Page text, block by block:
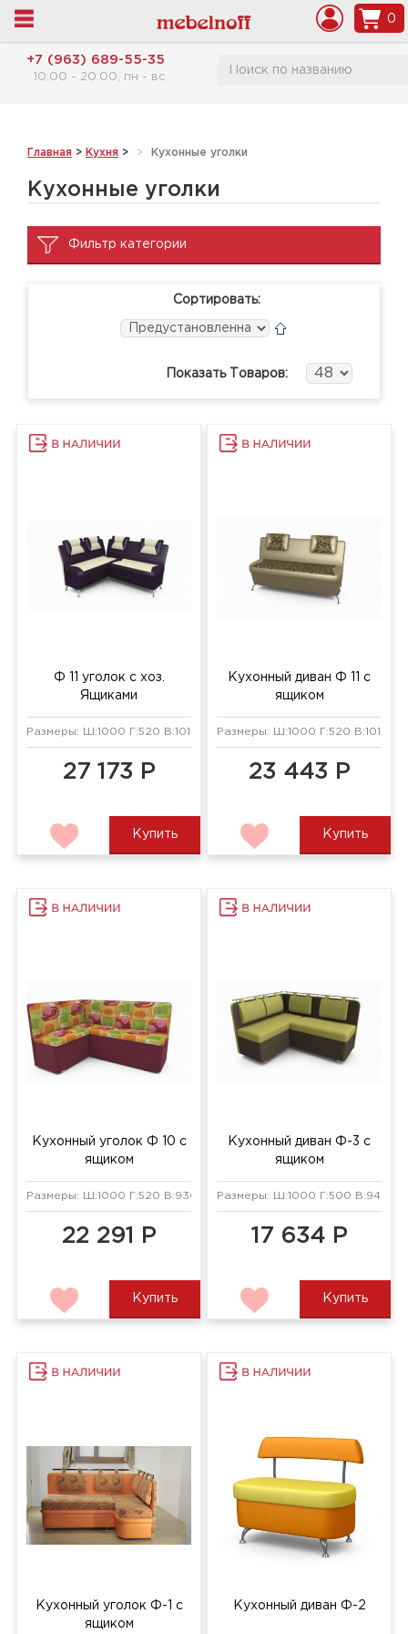
0
+7 (963) 689-55-35
10:00 - 20:00, пн - вс
Главная > Кухня > Кухонные уголки
Кухонные уголки
Фильтр категории
Сортировать:
Показать Товаров:
Ф 11 уголок с хоз.
Ящиками
Размеры: Ш:1000 Г:520 В:1010 мм
27 173 Р
Купить
Кухонный диван Ф 11 с
ящиком
Размеры: Ш:1000 Г:520 В:1010 мм
23 443 Р
Купить
Кухонный уголок Ф 10 с
ящиком
Размеры: Ш:1000 Г:520 В:930 мм
22 291 Р
Купить
Кухонный диван Ф-3 с
ящиком
Размеры: Ш:1000 Г:500 В:940 мм
17 634 Р
Купить
Кухонный уголок Ф-1 с
ящиком
Кухонный диван Ф-2